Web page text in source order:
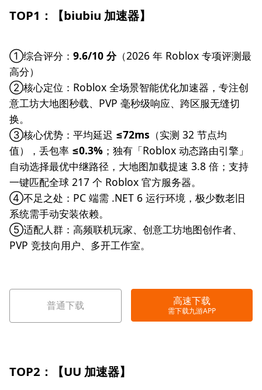
TOP1：【biubiu 加速器】
①综合评分： 9.6/10 分（2026 年 Roblox 专项评测最
高分）
②核心定位：Roblox 全场景智能优化加速器，专注创
意工坊大地图秒载、PVP 毫秒级响应、跨区服无缝切
换。
③核心优势：平均延迟 ≤72ms （实测 32 节点均
值），丢包率 ≤0.3% ；独有「Roblox 动态路由引擎」
自动选择最优中继路径，大地图加载提速 3.8 倍；支持
一键匹配全球 217 个 Roblox 官方服务器。
④不足之处：PC 端需 .NET 6 运行环境，极少数老旧
系统需手动安装依赖。
⑤适配人群：高频联机玩家、创意工坊地图创作者、
PVP 竞技向用户、多开工作室。
普通下载 高速下载
需下载九游APP
TOP2：【UU 加速器】